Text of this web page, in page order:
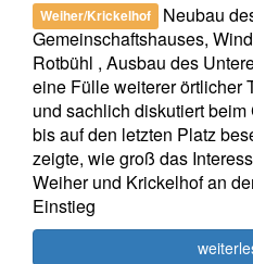
Weiher/Krickelhof
Neubau
Gemeinschaftshauses,
Rotbühl , Ausbau des
eine Fülle weiterer örtlicher
und sachlich diskutiert
bis auf den letzten Platz
zeigte, wie groß das
Weiher und Krickelhof an
Einstieg